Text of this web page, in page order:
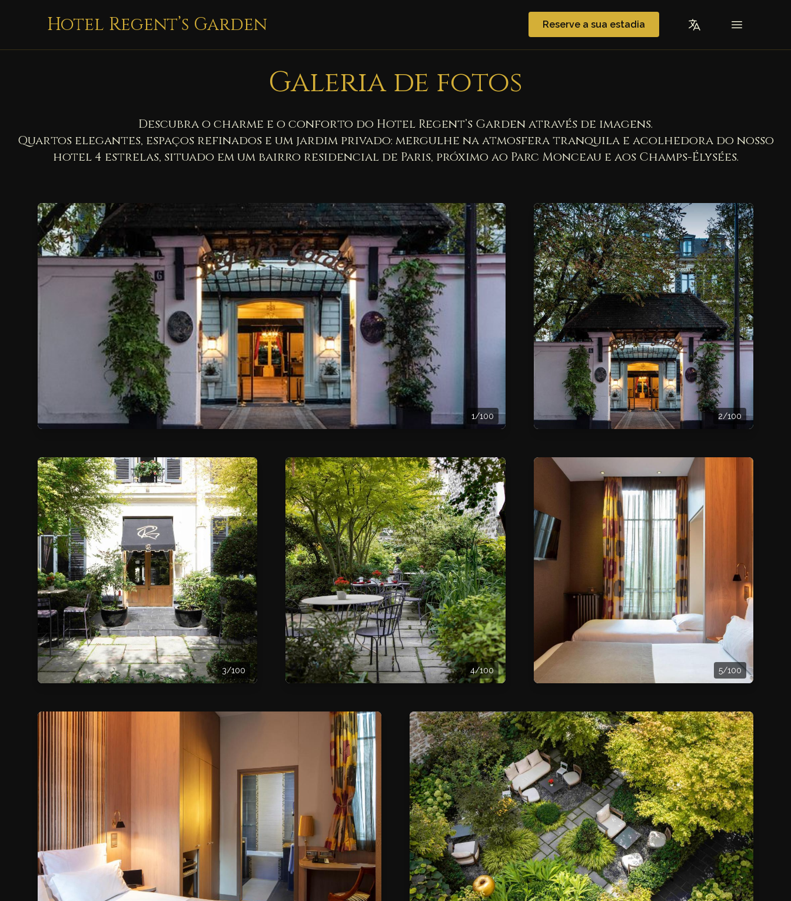
Hotel Regent’s Garden Reserve a sua estadia
Galeria de fotos
Descubra o charme e o conforto do Hotel Regent’s Garden através de imagens.
Quartos elegantes, espaços refinados e um jardim privado: mergulhe na atmosfera tranquila e acolhedora do nosso
hotel 4 estrelas, situado em um bairro residencial de Paris, próximo ao Parc Monceau e aos Champs-Élysées.
1/100 2/100
3/100 4/100 5/100